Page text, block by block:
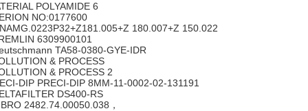
POLYAMIDE 6
NO:0177600
180.007+Z 150.022
6309900101
TA58-0380-GYE-IDR
& PROCESS
& PROCESS 2
DIP PRECI-DIP 8MM-11-0002-02-131191
DS400-RS
2482.74.00050.038，